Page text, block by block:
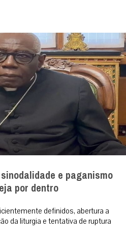
e paganismo
por dentro
definidos, abertura a
da liturgia e tentativa de ruptura